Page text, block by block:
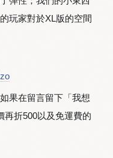
玩家對於XL版的空間
果在留言留下「我想
再折500以及免運費的